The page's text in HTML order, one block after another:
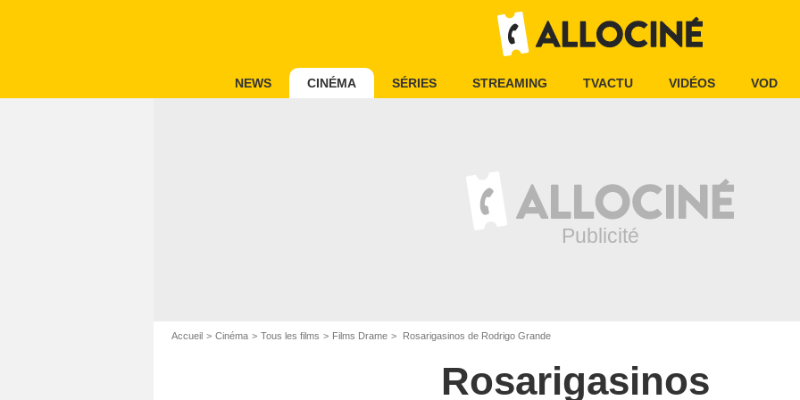
NEWS CINÉMA SÉRIES STREAMING TVACTU VIDÉOS VOD
Accueil Cinéma Tous les films Films Drame Rosarigasinos de Rodrigo Grande
Rosarigasinos